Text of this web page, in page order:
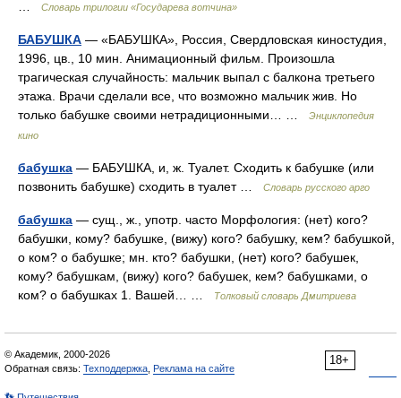
Словарь трилогии «Государева вотчина»
БАБУШКА — «БАБУШКА», Россия, Свердловская киностудия,
1996, цв., 10 мин. Анимационный фильм. Произошла
трагическая случайность: мальчик выпал с балкона третьего
этажа. Врачи сделали все, что возможно мальчик жив. Но
только бабушке своими нетрадиционными… …
Энциклопедия
кино
бабушка — БАБУШКА, и, ж. Туалет. Сходить к бабушке (или
позвонить бабушке) сходить в туалет …
Словарь русского арго
бабушка — сущ., ж., употр. часто Морфология: (нет) кого?
бабушки, кому? бабушке, (вижу) кого? бабушку, кем? бабушкой,
о ком? о бабушке; мн. кто? бабушки, (нет) кого? бабушек,
кому? бабушкам, (вижу) кого? бабушек, кем? бабушками, о
ком? о бабушках 1. Вашей… …
Толковый словарь Дмитриева
18+
© Академик, 2000-2026
Обратная связь: Техподдержка Реклама на сайте